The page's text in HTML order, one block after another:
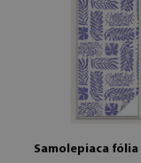
Samolepiaca fólia